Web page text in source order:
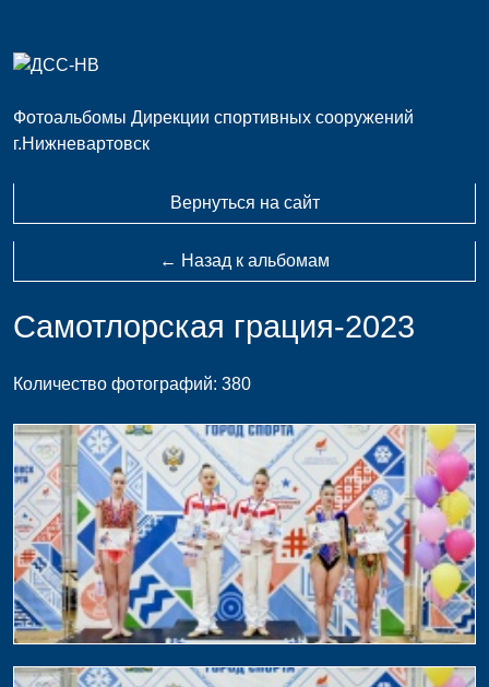
Фотоальбомы Дирекции спортивных сооружений
г.Нижневартовск
Вернуться на сайт
← Назад к альбомам
Самотлорская грация-2023
Количество фотографий: 380